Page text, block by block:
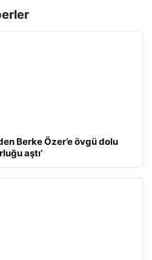
Berke Özer’e övgü dolu
aştı’